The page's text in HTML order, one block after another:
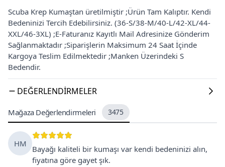
Scuba Krep Kumaştan üretilmiştir ;Ürün Tam Kalıptır. Kendi
Bedeninizi Tercih Edebilirsiniz. (36-S/38-M/40-L/42-XL/44-
XXL/46-3XL) ;E-Faturanız Kayıtlı Mail Adresinize Gönderim
Sağlanmaktadır ;Siparişlerin Maksimum 24 Saat İçinde
Kargoya Teslim Edilmektedir ;Manken Üzerindeki S
Bedendir.
DEĞERLENDIRMELER
Mağaza Değerlendirmeleri 3475
HM
Bayağı kaliteli bir kumaşı var kendi bedeninizi alın,
fiyatına göre gayet şık.